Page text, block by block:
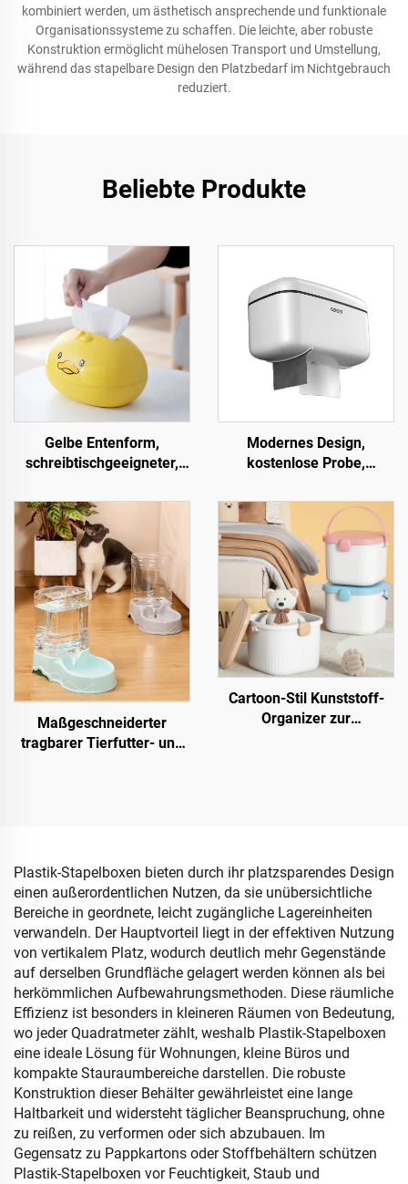
kombiniert werden, um ästhetisch ansprechende und funktionale
Organisationssysteme zu schaffen. Die leichte, aber robuste
Konstruktion ermöglicht mühelosen Transport und Umstellung,
während das stapelbare Design den Platzbedarf im Nichtgebrauch
reduziert.
Beliebte Produkte
Gelbe Entenform,
schreibtischgeeigneter,
Kartonhalter, einfache
Haushalts-
Plastiktaschentuchbox
Modernes Design,
kostenlose Probe,
Badewanne, wasserdichte,
multifunktionale
Kunststoff-
Toilettenpapierbox
Maßgeschneiderter
tragbarer Tierfutter- und
hergestellt aus Kunststoff
Cartoon-Stil Kunststoff-
Organizer zur
Plastik-Stapelboxen bieten durch ihr platzsparendes Design
einen außerordentlichen Nutzen, da sie unübersichtliche
Bereiche in geordnete, leicht zugängliche Lagereinheiten
verwandeln. Der Hauptvorteil liegt in der effektiven Nutzung
von vertikalem Platz, wodurch deutlich mehr Gegenstände
auf derselben Grundfläche gelagert werden können als bei
herkömmlichen Aufbewahrungsmethoden. Diese räumliche
Effizienz ist besonders in kleineren Räumen von Bedeutung,
wo jeder Quadratmeter zählt, weshalb Plastik-Stapelboxen
eine ideale Lösung für Wohnungen, kleine Büros und
kompakte Stauraumbereiche darstellen. Die robuste
Konstruktion dieser Behälter gewährleistet eine lange
Haltbarkeit und widersteht täglicher Beanspruchung, ohne
zu reißen, zu verformen oder sich abzubauen. Im
Gegensatz zu Pappkartons oder Stoffbehältern schützen
Plastik-Stapelboxen vor Feuchtigkeit, Staub und